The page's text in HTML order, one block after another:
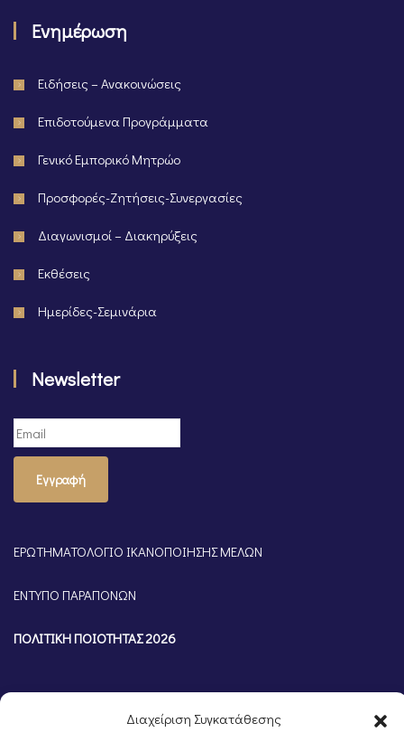
Διαχείριση Συγκατάθεσης
Ενημέρωση
Ειδήσεις – Ανακοινώσεις
Επιδοτούμενα Προγράμματα
Γενικό Εμπορικό Μητρώο
Προσφορές-Ζητήσεις-Συνεργασίες
Διαγωνισμοί – Διακηρύξεις
Εκθέσεις
Ημερίδες-Σεμινάρια
Newsletter
Εγγραφή
ΕΡΩΤΗΜΑΤΟΛΟΓΙΟ ΙΚΑΝΟΠΟΙΗΣΗΣ ΜΕΛΩΝ
ΕΝΤΥΠΟ ΠΑΡΑΠΟΝΩΝ
ΠΟΛΙΤΙΚΗ ΠΟΙΟΤΗΤΑΣ 2026